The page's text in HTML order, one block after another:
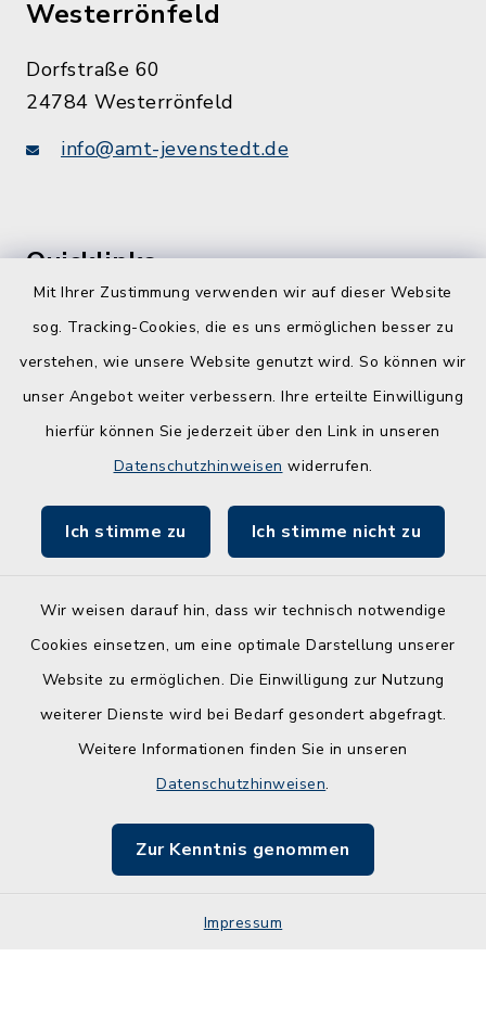
Mit Ihrer Zustimmung verwenden wir auf dieser Website
sog. Tracking-Cookies, die es uns ermöglichen besser zu
verstehen, wie unsere Website genutzt wird. So können wir
unser Angebot weiter verbessern. Ihre erteilte Einwilligung
hierfür können Sie jederzeit über den Link in unseren
Datenschutzhinweisen widerrufen.
Ich stimme zu Ich stimme nicht zu
Wir weisen darauf hin, dass wir technisch notwendige
Cookies einsetzen, um eine optimale Darstellung unserer
Website zu ermöglichen. Die Einwilligung zur Nutzung
weiterer Dienste wird bei Bedarf gesondert abgefragt.
Weitere Informationen finden Sie in unseren
Datenschutzhinweisen.
Zur Kenntnis genommen
Impressum
Westerrönfeld
Dorfstraße 60
24784 Westerrönfeld
info@amt-jevenstedt.de
Quicklinks
Schule am Ochsenweg
ZBmSH
Entwicklungsagentur für den Lebens- und
Kontakt
Leichte Sprache
Impressum
Sitemap